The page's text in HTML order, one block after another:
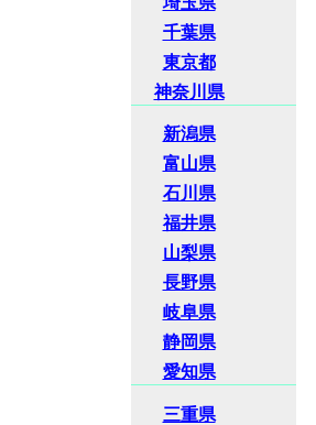
千葉県
東京都
神奈川県
新潟県
富山県
石川県
福井県
山梨県
長野県
岐阜県
静岡県
愛知県
三重県